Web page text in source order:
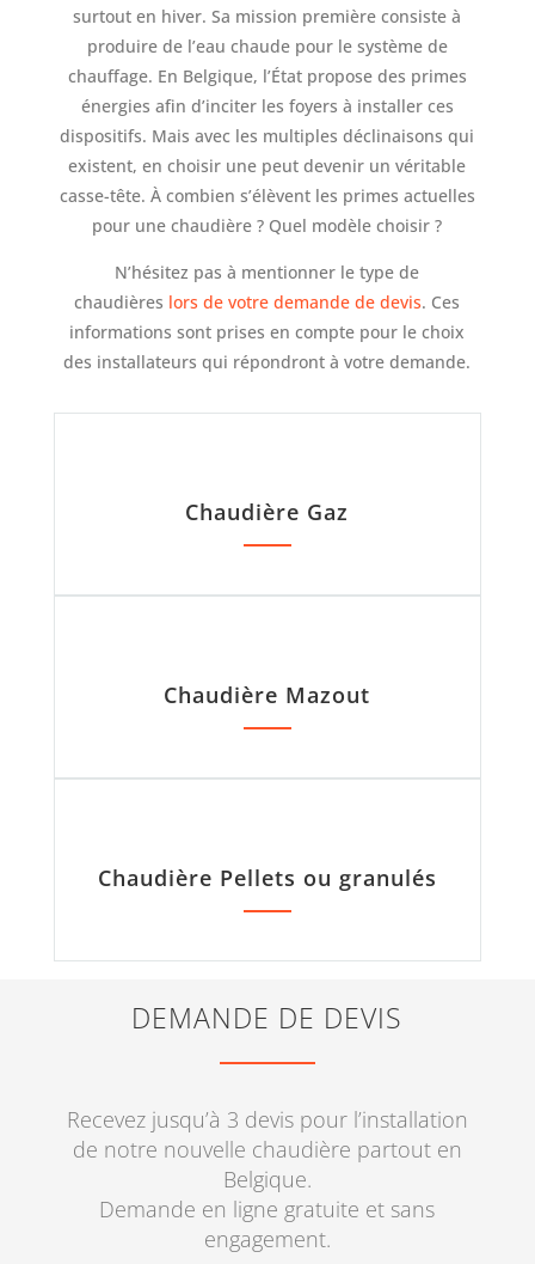
surtout en hiver. Sa mission première consiste à
produire de l’eau chaude pour le système de
chauffage. En Belgique, l’État propose des primes
énergies afin d’inciter les foyers à installer ces
dispositifs. Mais avec les multiples déclinaisons qui
existent, en choisir une peut devenir un véritable
casse-tête. À combien s’élèvent les primes actuelles
pour une chaudière ? Quel modèle choisir ?
N’hésitez pas à mentionner le type de
chaudières lors de votre demande de devis. Ces
informations sont prises en compte pour le choix
des installateurs qui répondront à votre demande.
Chaudière Gaz
Chaudière Mazout
Chaudière Pellets ou granulés
DEMANDE DE DEVIS
Recevez jusqu’à 3 devis pour l’installation
de notre nouvelle chaudière partout en
Belgique.
Demande en ligne gratuite et sans
engagement.